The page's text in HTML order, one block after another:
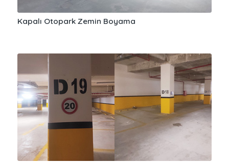
Kapalı Otopark Zemin Boyama